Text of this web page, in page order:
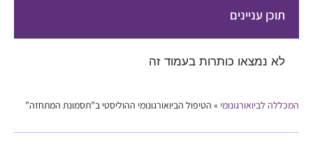
תוכן עניינים
לא נמצאו כותרות בעמוד זה
המכללה לביואורגונומי » הטיפול הביואורגונומי ההוליסטי ב”תסמונת המתחזה”